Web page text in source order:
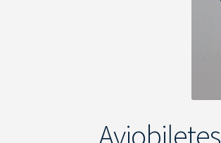
Aviobiļetes